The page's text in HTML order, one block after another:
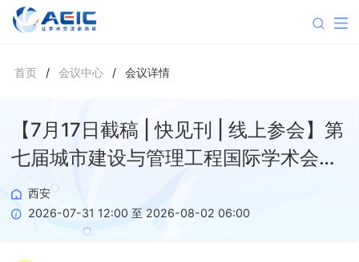
首页 / 会议中心 / 会议详情
【7月17日截稿 | 快见刊 | 线上参会】第
七届城市建设与管理工程国际学术会议
（ICUCME 2026）
西安
2026-07-31 12:00 至 2026-08-02 06:00